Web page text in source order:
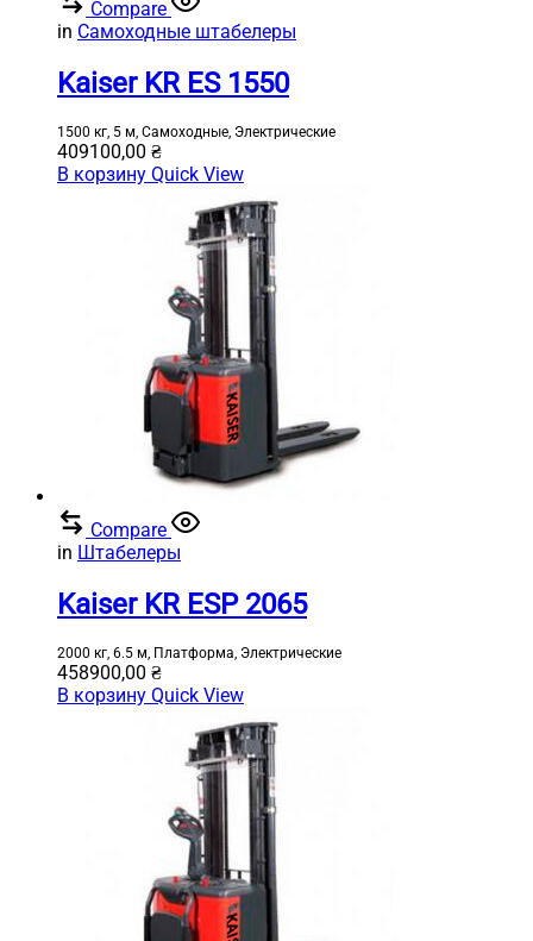
Compare
in Самоходные штабелеры
Kaiser KR ES 1550
1500 кг, 5 м, Самоходные, Электрические
409100,00 ₴
В корзину Quick View
Compare
in Штабелеры
Kaiser KR ESP 2065
2000 кг, 6.5 м, Платформа, Электрические
458900,00 ₴
В корзину Quick View